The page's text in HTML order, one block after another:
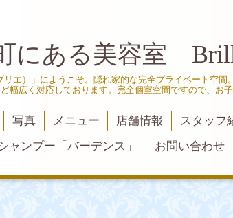
にある美容室
エ）」にようこそ。隠れ家的な完全プライベート空
幅広く対応しております。完全個室空間ですので、お
写真 メニュー 店舗情報 スタッフ
ャンプー「バーデンス」
お問い合わせ